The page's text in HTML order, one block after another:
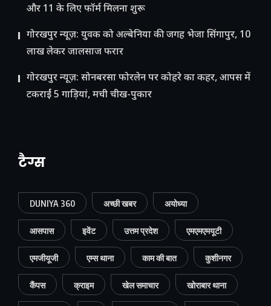
और 11 के लिए फॉर्म मिलना शुरू
गोरखपुर न्यूज़: युवक को अल्बेनिया की जगह भेजा सिंगापुर, 10
लाख लेकर जालसाज फरार
गोरखपुर न्यूज़: सोनबरसा फोरलेन पर कोहरे का कहर, आपस में
टकराईं 5 गाड़ियां, मची चीख-पुकार
टैग्स
DUNIYA 360 अच्छी खबर अयोध्या
आसपास इवेंट उत्तम प्रदेश एमएमएमयूटी
एमजीयूजी एम्स थाना काम की बात कुशीनगर
कैंपस क्राइम खेल समाचार खोराबार थाना